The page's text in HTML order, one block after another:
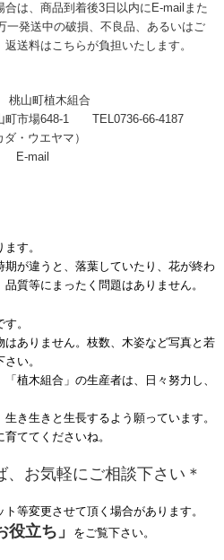
は、商品到着後3日以内にE-mailまた
一発送中の破損、不良品、あるいはご
送料はこちらが負担いたします。
山町植木組合
町市場648-1 TEL0736-66-4187
・ウエヤマ）
E-mail
す。
が違うと、落葉していたり、花が終わ
質等にまったく問題はありません。
。
はありません。枝数、木姿など写真と若
い。
植木組合」の生産者は、日々努力し、
き生きと生長するよう願っています。
ててくださいね。
、お気軽にご相談下さい＊
等変更させて頂く場合があります。
役立ち」
をご覧下さい。